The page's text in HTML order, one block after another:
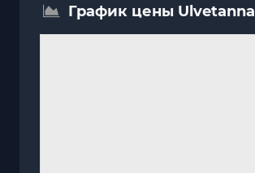
График цены Ulvetanna